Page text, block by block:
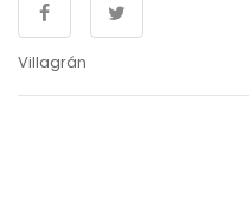
Villagrán